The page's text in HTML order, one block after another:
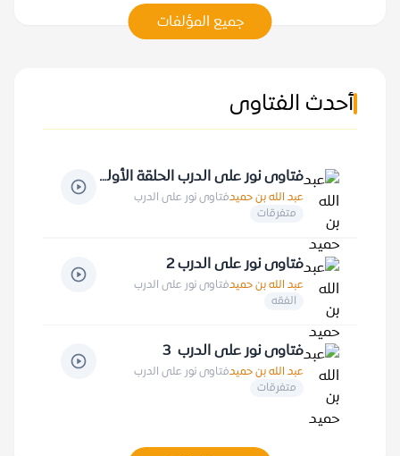
جميع المؤلفات
أحدث الفتاوى
فتاوى نور على الدرب الحلقة الأولى
عبد الله بن حميدفتاوى نور على الدرب
متفرقات
فتاوى نور على الدرب 2
عبد الله بن حميدفتاوى نور على الدرب
الفقه
فتاوى نور على الدرب 3
عبد الله بن حميدفتاوى نور على الدرب
متفرقات